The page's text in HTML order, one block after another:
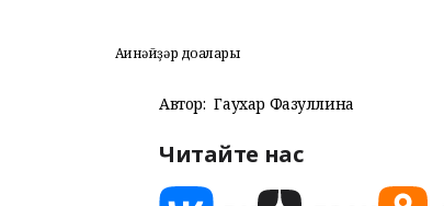
Ағинәйҙәр доғалары
Автор: Гаухар Фазуллина
Читайте нас